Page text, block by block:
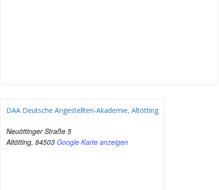
DAA Deutsche Angestellten-Akademie, Altötting
Neuöttinger Straße 5
Altötting, 84503 Google Karte anzeigen